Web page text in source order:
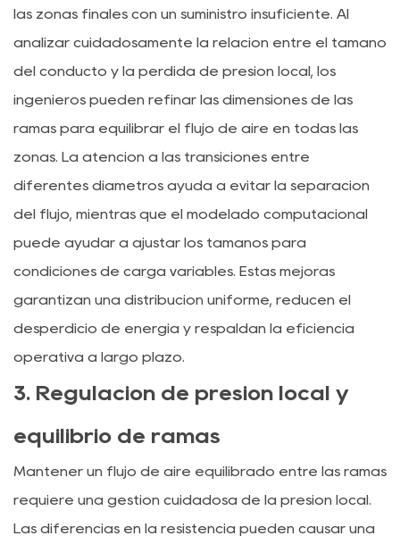
las zonas finales con un suministro insuficiente. Al
analizar cuidadosamente la relación entre el tamaño
del conducto y la pérdida de presión local, los
ingenieros pueden refinar las dimensiones de las
ramas para equilibrar el flujo de aire en todas las
zonas. La atención a las transiciones entre
diferentes diámetros ayuda a evitar la separación
del flujo, mientras que el modelado computacional
puede ayudar a ajustar los tamaños para
condiciones de carga variables. Estas mejoras
garantizan una distribución uniforme, reducen el
desperdicio de energía y respaldan la eficiencia
operativa a largo plazo.
3. Regulación de presión local y
equilibrio de ramas
Mantener un flujo de aire equilibrado entre las ramas
requiere una gestión cuidadosa de la presión local.
Las diferencias en la resistencia pueden causar una